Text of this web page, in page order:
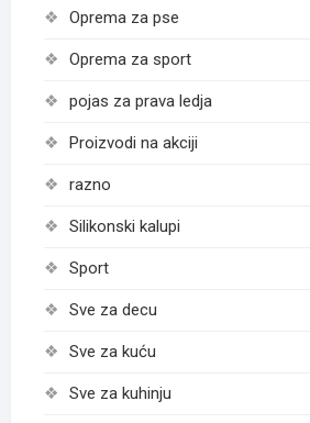
Oprema za pse
Oprema za sport
pojas za prava ledja
Proizvodi na akciji
razno
Silikonski kalupi
Sport
Sve za decu
Sve za kuću
Sve za kuhinju